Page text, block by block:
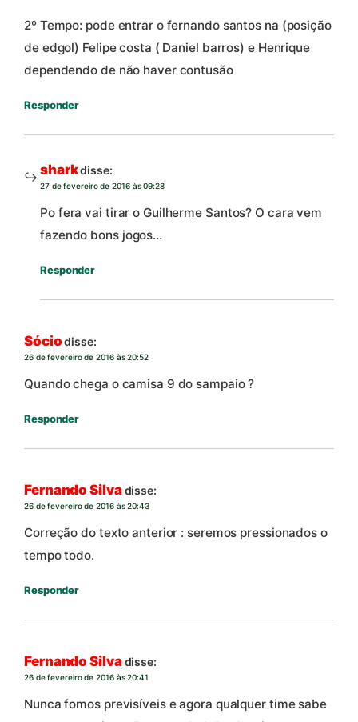
2º Tempo: pode entrar o fernando santos na (posição
de edgol) Felipe costa ( Daniel barros) e Henrique
dependendo de não haver contusão
Responder
sharkdisse:
27 de fevereiro de 2016 às 09:28
Po fera vai tirar o Guilherme Santos? O cara vem
fazendo bons jogos…
Responder
Sócio disse:
26 de fevereiro de 2016 às 20:52
Quando chega o camisa 9 do sampaio ?
Responder
Fernando Silvadisse:
26 de fevereiro de 2016 às 20:43
Correção do texto anterior : seremos pressionados o
tempo todo.
Responder
Fernando Silvadisse:
26 de fevereiro de 2016 às 20:41
Nunca fomos previsíveis e agora qualquer time sabe